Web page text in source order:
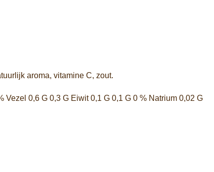
aroma, vitamine C, zout.
Vezel 0,6 G 0,3 G Eiwit 0,1 G 0,1 G 0 % Natrium 0,02 G